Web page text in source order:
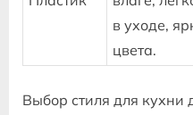
в уходе‚
цвета.
Выбор стиля для кухни